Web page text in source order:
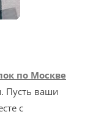
по Москве
Пусть ваши
с